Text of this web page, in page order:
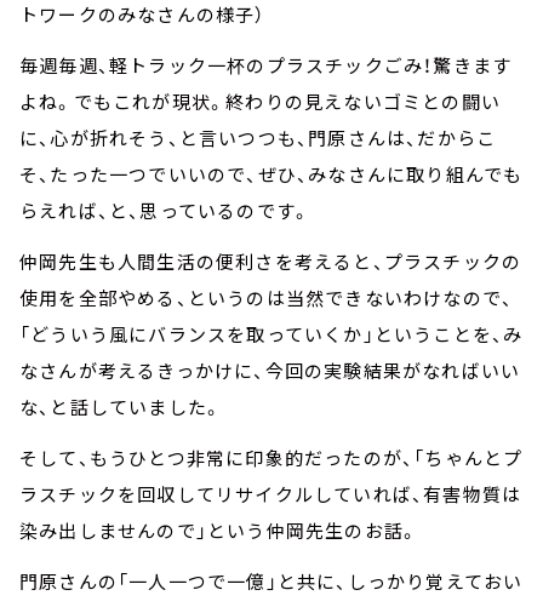
トワークのみなさんの様子）
毎週毎週、軽トラック一杯のプラスチックごみ！驚きます
よね。でもこれが現状。終わりの見えないゴミとの闘い
に、心が折れそう、と言いつつも、門原さんは、だからこ
そ、たった一つでいいので、ぜひ、みなさんに取り組んでも
らえれば、と、思っているのです。
仲岡先生も人間生活の便利さを考えると、プラスチックの
使用を全部やめる、というのは当然できないわけなので、
「どういう風にバランスを取っていくか」ということを、み
なさんが考えるきっかけに、今回の実験結果がなればいい
な、と話していました。
そして、もうひとつ非常に印象的だったのが、「ちゃんとプ
ラスチックを回収してリサイクルしていれば、有害物質は
染み出しませんので」という仲岡先生のお話。
門原さんの「一人一つで一億」と共に、しっかり覚えておい